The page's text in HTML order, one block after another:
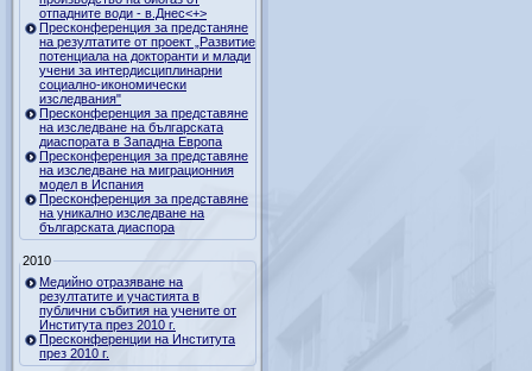
отпадните води - в.Днес<+>
Пресконференция за предстаняне
на резултатите от проект „Развитие
потенциала на докторанти и млади
учени за интердисциплинарни
социално-икономически
изследвания"
Пресконференция за представяне
на изследване на българската
диаспората в Западна Европа
Пресконференция за представяне
на изследване на миграционния
модел в Испания
Пресконференция за представяне
на уникално изследване на
българската диаспора
2010
Медийно отразяване на
резултатите и участията в
публични събития на учените от
Института през 2010 г.
Пресконференции на Института
през 2010 г.